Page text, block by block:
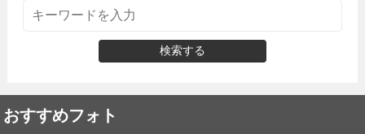
検索する
おすすめフォト